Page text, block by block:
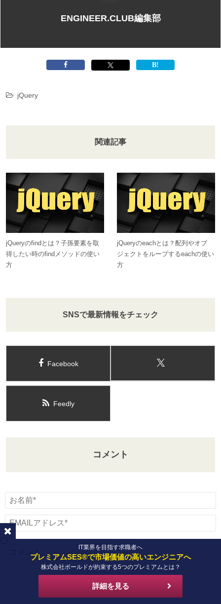
ENGINEER.CLUB編集部
jQuery
関連記事
jQueryのfindとは？子孫要素を取
得したい時のfindメソッドの使い
方
jQueryのeachとは？配列やオブ
ジェクトをループするeachの使い
方
SNSで最新情報をチェック
Facebook
Feedly
コメント
IT業界を目指す求職者へ
プレミアムSES®で市場価値の高いエンジニアへ
株式会社ボールドが約束する5つのプレミアムとは？
詳細を見る